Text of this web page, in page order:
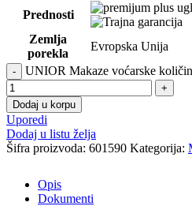
Prednosti
Zemlja
porekla
Evropska Unija
UNIOR Makaze voćarske
Dodaj u korpu
Uporedi
Dodaj u listu želja
Šifra proizvoda: 601590 Kategorija:
Opis
Dokumenti